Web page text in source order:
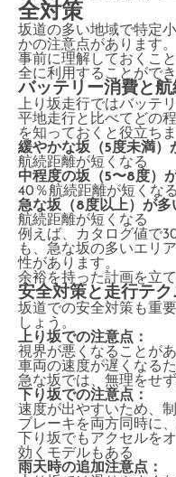
全対策
坂道の多い地域で特定
かの注意点があります。
事前に理解しておくこ
全に利用することができ
バッテリー消費と
上り坂走行ではバッテ
平地走行と比べてどの
を知っておくと役立ちま
緩やかな坂（5度未満）
航続距離が短くなる
中程度の坂（5〜8度）
40％航続距離が短くなる
急な坂（8度以上）が多
航続距離が短くなる
例えば、カタログ値で
も、急な坂の多いエリ
性があります。
余裕を持った計画を立て
安全対策と走行テク
坂道での安全対策も重
しょう。
上り坂での注意点：
視界が悪くなることが
車両の速度が遅くなる
急な坂では、無理をせ
下り坂での注意点：
速度が出やすいため、
ブレーキを両方同時に
下り坂でもアクセルを
効くモデルもある
雨天時の追加注意点：